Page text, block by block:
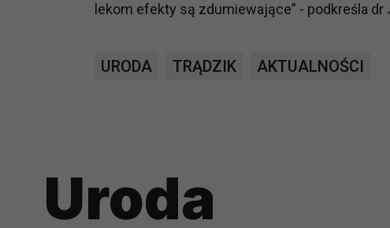
lekom efekty są zdumiewające” - podkreśla
URODA TRĄDZIK AKTUALNOŚCI
Uroda